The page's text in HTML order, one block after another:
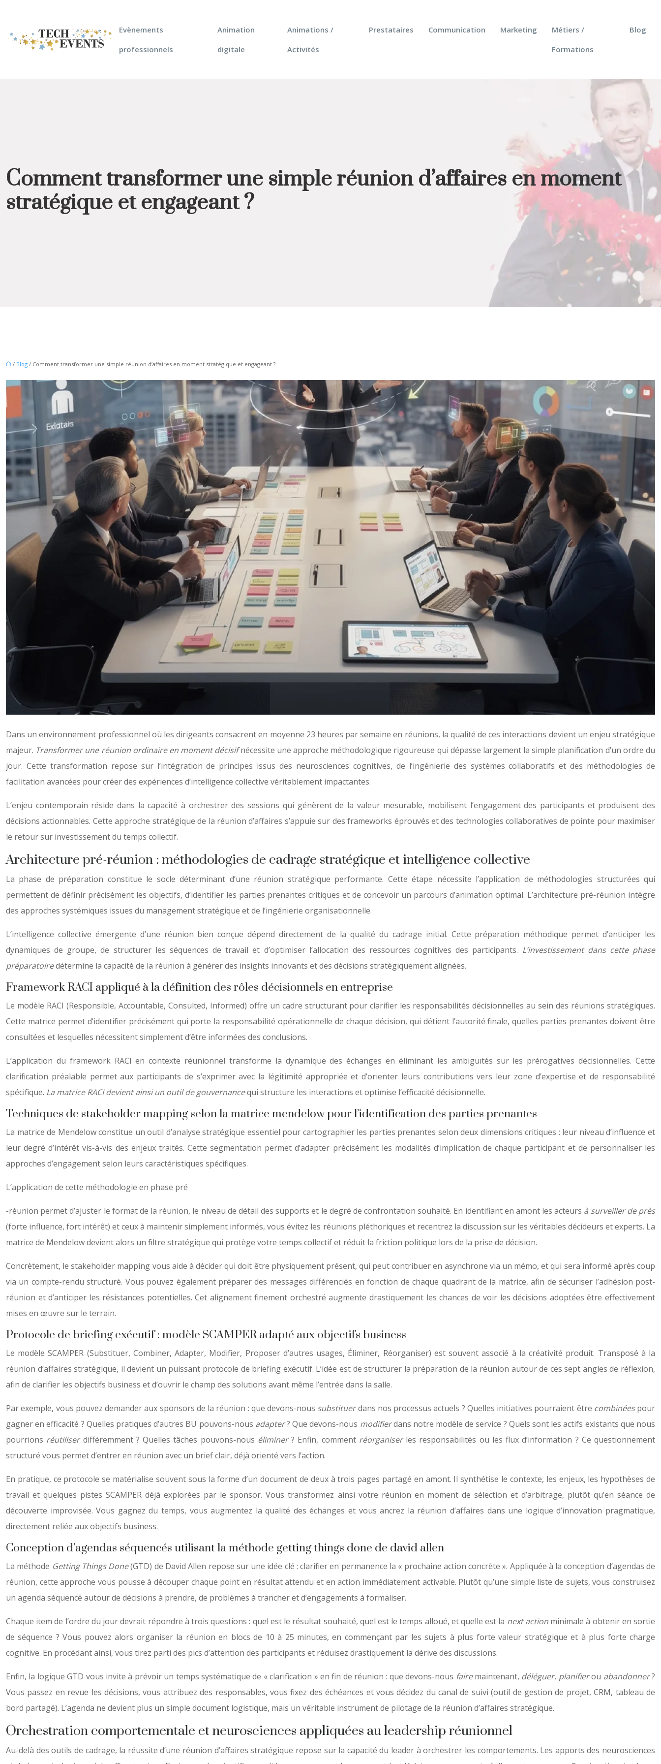
Evènements
professionnels
Animation
digitale
Animations /
Activités
Prestataires Communication Marketing
Métiers /
Formations
Blog
Comment transformer une simple réunion d’affaires en moment
stratégique et engageant ?
/ Blog / Comment transformer une simple réunion d’affaires en moment stratégique et engageant ?
Dans un environnement professionnel où les dirigeants consacrent en moyenne 23 heures par semaine en réunions, la qualité de ces interactions devient un enjeu stratégique
majeur. Transformer une réunion ordinaire en moment décisifnécessite une approche méthodologique rigoureuse qui dépasse largement la simple planification d’un ordre du
jour. Cette transformation repose sur l’intégration de principes issus des neurosciences cognitives, de l’ingénierie des systèmes collaboratifs et des méthodologies de
facilitation avancées pour créer des expériences d’intelligence collective véritablement impactantes.
L’enjeu contemporain réside dans la capacité à orchestrer des sessions qui génèrent de la valeur mesurable, mobilisent l’engagement des participants et produisent des
décisions actionnables. Cette approche stratégique de la réunion d’affaires s’appuie sur des frameworks éprouvés et des technologies collaboratives de pointe pour maximiser
le retour sur investissement du temps collectif.
Architecture pré-réunion : méthodologies de cadrage stratégique et intelligence collective
La phase de préparation constitue le socle déterminant d’une réunion stratégique performante. Cette étape nécessite l’application de méthodologies structurées qui
permettent de définir précisément les objectifs, d’identifier les parties prenantes critiques et de concevoir un parcours d’animation optimal. L’architecture pré-réunion intègre
des approches systémiques issues du management stratégique et de l’ingénierie organisationnelle.
L’intelligence collective émergente d’une réunion bien conçue dépend directement de la qualité du cadrage initial. Cette préparation méthodique permet d’anticiper les
dynamiques de groupe, de structurer les séquences de travail et d’optimiser l’allocation des ressources cognitives des participants. L’investissement dans cette phase
préparatoiredétermine la capacité de la réunion à générer des insights innovants et des décisions stratégiquement alignées.
Framework RACI appliqué à la définition des rôles décisionnels en entreprise
Le modèle RACI (Responsible, Accountable, Consulted, Informed) offre un cadre structurant pour clarifier les responsabilités décisionnelles au sein des réunions stratégiques.
Cette matrice permet d’identifier précisément qui porte la responsabilité opérationnelle de chaque décision, qui détient l’autorité finale, quelles parties prenantes doivent être
consultées et lesquelles nécessitent simplement d’être informées des conclusions.
L’application du framework RACI en contexte réunionnel transforme la dynamique des échanges en éliminant les ambiguïtés sur les prérogatives décisionnelles. Cette
clarification préalable permet aux participants de s’exprimer avec la légitimité appropriée et d’orienter leurs contributions vers leur zone d’expertise et de responsabilité
spécifique. La matrice RACI devient ainsi un outil de gouvernancequi structure les interactions et optimise l’efficacité décisionnelle.
Techniques de stakeholder mapping selon la matrice mendelow pour l’identification des parties prenantes
La matrice de Mendelow constitue un outil d’analyse stratégique essentiel pour cartographier les parties prenantes selon deux dimensions critiques : leur niveau d’influence et
leur degré d’intérêt vis-à-vis des enjeux traités. Cette segmentation permet d’adapter précisément les modalités d’implication de chaque participant et de personnaliser les
approches d’engagement selon leurs caractéristiques spécifiques.
L’application de cette méthodologie en phase pré
-réunion permet d’ajuster le format de la réunion, le niveau de détail des supports et le degré de confrontation souhaité. En identifiant en amont les acteurs à surveiller de près
(forte influence, fort intérêt) et ceux à maintenir simplement informés, vous évitez les réunions pléthoriques et recentrez la discussion sur les véritables décideurs et experts. La
matrice de Mendelow devient alors un filtre stratégique qui protège votre temps collectif et réduit la friction politique lors de la prise de décision.
Concrètement, le stakeholder mapping vous aide à décider qui doit être physiquement présent, qui peut contribuer en asynchrone via un mémo, et qui sera informé après coup
via un compte-rendu structuré. Vous pouvez également préparer des messages différenciés en fonction de chaque quadrant de la matrice, afin de sécuriser l’adhésion post-
réunion et d’anticiper les résistances potentielles. Cet alignement finement orchestré augmente drastiquement les chances de voir les décisions adoptées être effectivement
mises en œuvre sur le terrain.
Protocole de briefing exécutif : modèle SCAMPER adapté aux objectifs business
Le modèle SCAMPER (Substituer, Combiner, Adapter, Modifier, Proposer d’autres usages, Éliminer, Réorganiser) est souvent associé à la créativité produit. Transposé à la
réunion d’affaires stratégique, il devient un puissant protocole de briefing exécutif. L’idée est de structurer la préparation de la réunion autour de ces sept angles de réflexion,
afin de clarifier les objectifs business et d’ouvrir le champ des solutions avant même l’entrée dans la salle.
Par exemple, vous pouvez demander aux sponsors de la réunion : que devons-nous substituerdans nos processus actuels ? Quelles initiatives pourraient être combinéespour
gagner en efficacité ? Quelles pratiques d’autres BU pouvons-nous adapter? Que devons-nous modifierdans notre modèle de service ? Quels sont les actifs existants que nous
pourrions réutiliserdifféremment ? Quelles tâches pouvons-nous éliminer? Enfin, comment réorganiserles responsabilités ou les flux d’information ? Ce questionnement
structuré vous permet d’entrer en réunion avec un brief clair, déjà orienté vers l’action.
En pratique, ce protocole se matérialise souvent sous la forme d’un document de deux à trois pages partagé en amont. Il synthétise le contexte, les enjeux, les hypothèses de
travail et quelques pistes SCAMPER déjà explorées par le sponsor. Vous transformez ainsi votre réunion en moment de sélection et d’arbitrage, plutôt qu’en séance de
découverte improvisée. Vous gagnez du temps, vous augmentez la qualité des échanges et vous ancrez la réunion d’affaires dans une logique d’innovation pragmatique,
directement reliée aux objectifs business.
Conception d’agendas séquencés utilisant la méthode getting things done de david allen
La méthode Getting Things Done(GTD) de David Allen repose sur une idée clé : clarifier en permanence la « prochaine action concrète ». Appliquée à la conception d’agendas de
réunion, cette approche vous pousse à découper chaque point en résultat attendu et en action immédiatement activable. Plutôt qu’une simple liste de sujets, vous construisez
un agenda séquencé autour de décisions à prendre, de problèmes à trancher et d’engagements à formaliser.
Chaque item de l’ordre du jour devrait répondre à trois questions : quel est le résultat souhaité, quel est le temps alloué, et quelle est la next actionminimale à obtenir en sortie
de séquence ? Vous pouvez alors organiser la réunion en blocs de 10 à 25 minutes, en commençant par les sujets à plus forte valeur stratégique et à plus forte charge
cognitive. En procédant ainsi, vous tirez parti des pics d’attention des participants et réduisez drastiquement la dérive des discussions.
Enfin, la logique GTD vous invite à prévoir un temps systématique de « clarification » en fin de réunion : que devons-nous fairemaintenant, déléguer, planifierou abandonner?
Vous passez en revue les décisions, vous attribuez des responsables, vous fixez des échéances et vous décidez du canal de suivi (outil de gestion de projet, CRM, tableau de
bord partagé). L’agenda ne devient plus un simple document logistique, mais un véritable instrument de pilotage de la réunion d’affaires stratégique.
Orchestration comportementale et neurosciences appliquées au leadership réunionnel
Au-delà des outils de cadrage, la réussite d’une réunion d’affaires stratégique repose sur la capacité du leader à orchestrer les comportements. Les apports des neurosciences